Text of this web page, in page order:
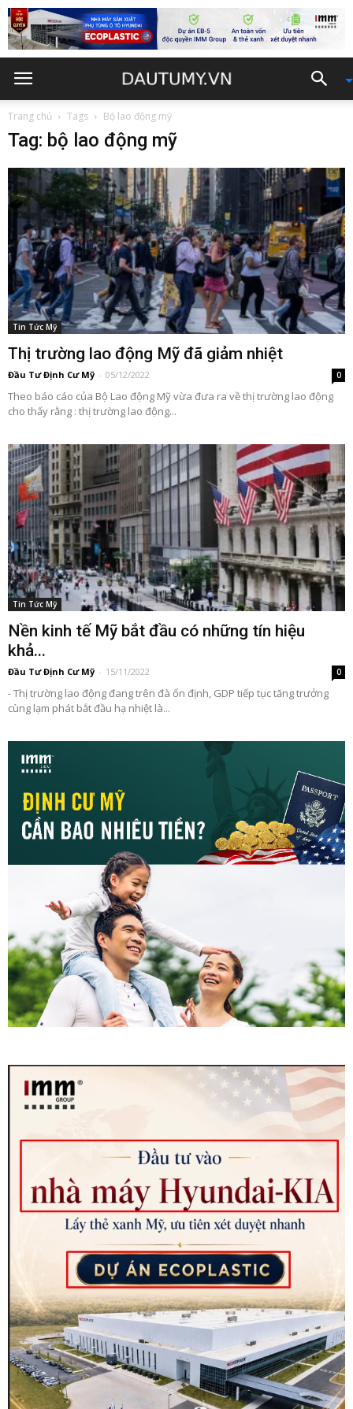
Trang chủ Tags Bộ lao động mỹ
Tag: bộ lao động mỹ
Tin Tức Mỹ
Thị trường lao động Mỹ đã giảm nhiệt
Đầu Tư Định Cư Mỹ - 05/12/2022 0
Theo báo cáo của Bộ Lao động Mỹ vừa đưa ra về thị trường lao động
cho thấy rằng : thị trường lao động...
Tin Tức Mỹ
Nền kinh tế Mỹ bắt đầu có những tín hiệu
khả...
Đầu Tư Định Cư Mỹ - 15/11/2022 0
- Thị trường lao động đang trên đà ổn định, GDP tiếp tục tăng trưởng
cùng lạm phát bắt đầu hạ nhiệt là...